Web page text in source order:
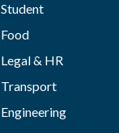
Student
Food
Legal & HR
Transport
Engineering